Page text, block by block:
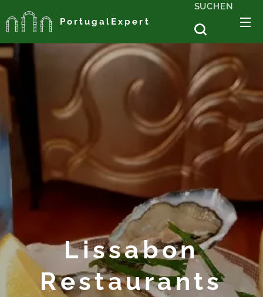
PortugalExpert
SUCHEN
Lissabon
Restaurants